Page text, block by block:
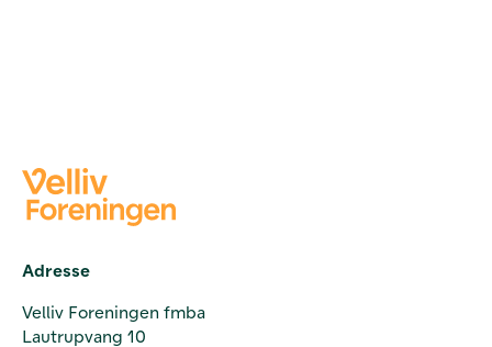
Adresse
Velliv Foreningen fmba
Lautrupvang 10